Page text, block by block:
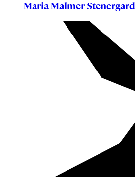
Maria Malmer Stenergard